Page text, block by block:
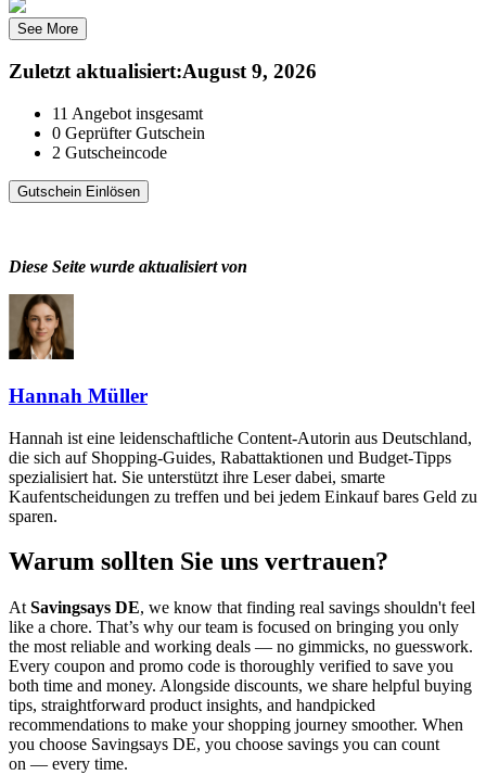
See More
Zuletzt aktualisiert:August 9, 2026
11 Angebot insgesamt
0 Geprüfter Gutschein
2 Gutscheincode
Gutschein Einlösen
Diese Seite wurde aktualisiert von
Hannah Müller
Hannah ist eine leidenschaftliche Content-Autorin aus Deutschland,
die sich auf Shopping-Guides, Rabattaktionen und Budget-Tipps
spezialisiert hat. Sie unterstützt ihre Leser dabei, smarte
Kaufentscheidungen zu treffen und bei jedem Einkauf bares Geld zu
sparen.
Warum sollten Sie uns vertrauen?
At Savingsays DE, we know that finding real savings shouldn't feel
like a chore. That’s why our team is focused on bringing you only
the most reliable and working deals — no gimmicks, no guesswork.
Every coupon and promo code is thoroughly verified to save you
both time and money. Alongside discounts, we share helpful buying
tips, straightforward product insights, and handpicked
recommendations to make your shopping journey smoother. When
you choose Savingsays DE, you choose savings you can count
on — every time.